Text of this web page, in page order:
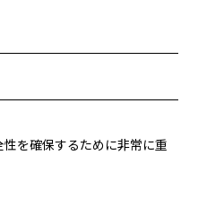
を確保するために非常に重